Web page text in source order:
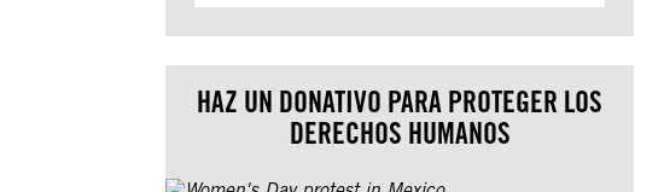
HAZ UN DONATIVO PARA PROTEGER LOS
DERECHOS HUMANOS